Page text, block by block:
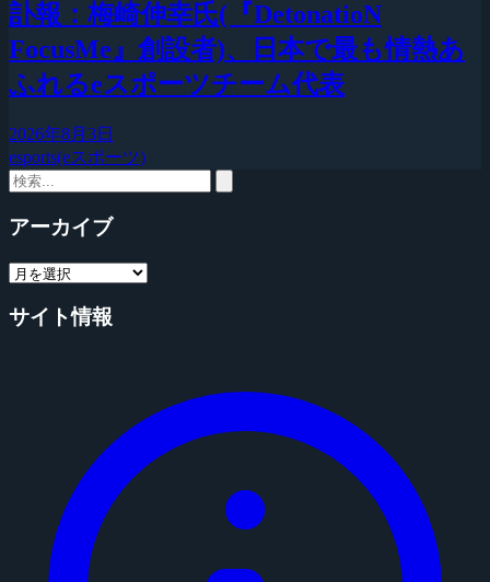
訃報：梅崎伸幸氏(『DetonatioN
FocusMe』創設者)、日本で最も情熱あ
ふれるeスポーツチーム代表
2026年8月3日
esports(eスポーツ)
アーカイブ
サイト情報